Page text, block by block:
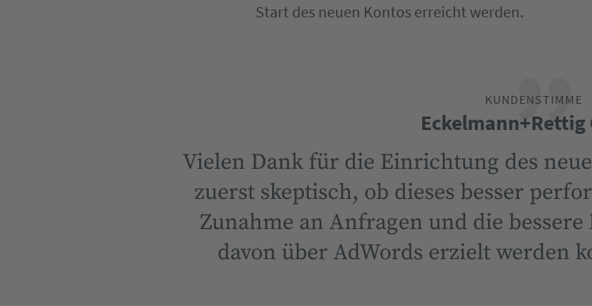
Start des neuen Kontos erreicht werden.
KUNDENSTIMME
Eckelmann+Rettig
Vielen Dank für die Einrichtung des
zuerst skeptisch, ob dieses besser
Zunahme an Anfragen und die
davon über AdWords erzielt werden